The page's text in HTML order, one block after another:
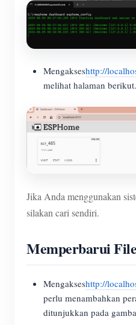
Mengakseshttp://
melihat halaman berikut.
Jika Anda menggunakan
silakan cari sendiri.
Memperbarui
Mengakseshttp://
perlu menambahkan
ditunjukkan pada